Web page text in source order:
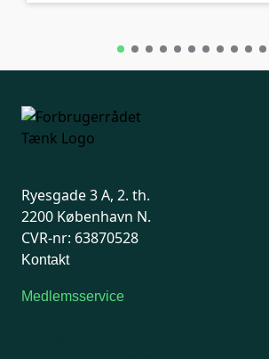
Ryesgade 3 A, 2. th.
2200 København N.
CVR-nr: 63870528
Kontakt
Medlemsservice